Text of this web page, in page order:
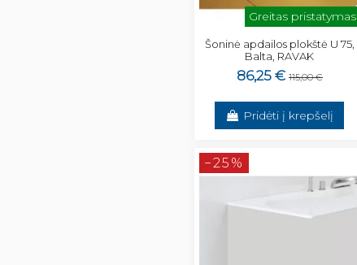
Greitas pristatymas
Šoninė apdailos plokštė U 75,
Balta, RAVAK
86,25 € 115,00 €
Pridėti į krepšelį
−25%